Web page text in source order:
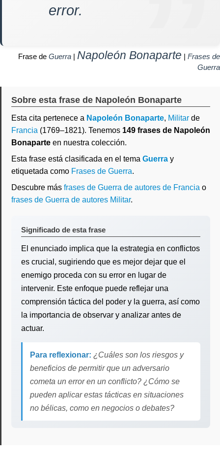
error.
Frase de Guerra | Napoleón Bonaparte | Frases de
Guerra
Sobre esta frase de Napoleón Bonaparte
Esta cita pertenece a Napoleón Bonaparte, Militar de
Francia (1769–1821). Tenemos 149 frases de Napoleón
Bonaparte en nuestra colección.
Esta frase está clasificada en el tema Guerra y
etiquetada como Frases de Guerra.
Descubre más frases de Guerra de autores de Francia o
frases de Guerra de autores Militar.
Significado de esta frase
El enunciado implica que la estrategia en conflictos
es crucial, sugiriendo que es mejor dejar que el
enemigo proceda con su error en lugar de
intervenir. Este enfoque puede reflejar una
comprensión táctica del poder y la guerra, así como
la importancia de observar y analizar antes de
actuar.
Para reflexionar: ¿Cuáles son los riesgos y
beneficios de permitir que un adversario
cometa un error en un conflicto? ¿Cómo se
pueden aplicar estas tácticas en situaciones
no bélicas, como en negocios o debates?